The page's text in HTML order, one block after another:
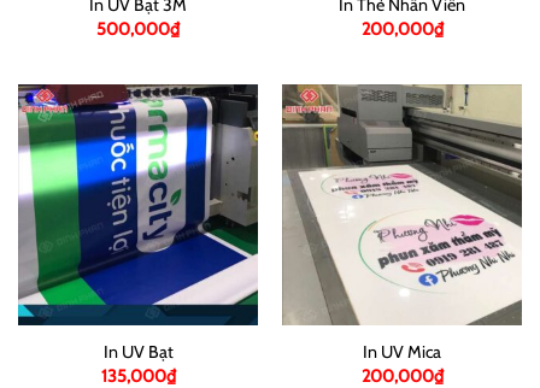
In UV Bạt 3M
500,000₫
In Thẻ Nhân Viên
200,000₫
In UV Bạt
135,000₫
In UV Mica
200,000₫